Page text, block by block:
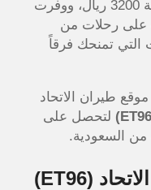
على حجز من الرياض إلى لندن بقيمة 3200 ريال، ووفرت
على رحلات من
التي تمنحك فرقاً
طيران الاتحاد
لتحصل على
(ET96)